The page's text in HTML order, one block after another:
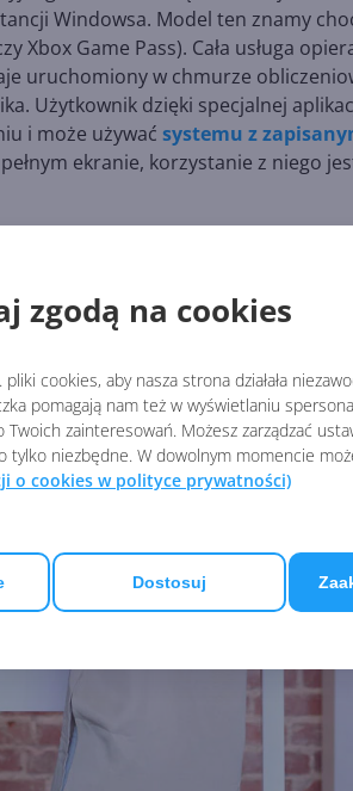
zgodą na cookies
cookies, aby nasza strona działała
pomagają nam też w wyświetlaniu
zainteresowań. Możesz zarządzać
tylko niezbędne. W dowolnym momencie
o cookies w polityce prywatności)
Dostosuj
Windowsa. Model ten znamy
Game Pass). Cała usługa
uruchomiony w chmurze
Użytkownik dzięki specjalnej
i może używać systemu z
ekranie, korzystanie z niego